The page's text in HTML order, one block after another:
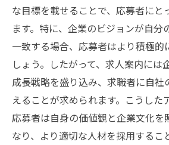
な目標を載せることで、応募者にと
ます。特に、企業のビジョンが自分
一致する場合、応募者はより積極的
しょう。したがって、求人案内には
成長戦略を盛り込み、求職者に自社
えることが求められます。こうした
応募者は自身の価値観と企業文化を
なり、より適切な人材を採用するこ